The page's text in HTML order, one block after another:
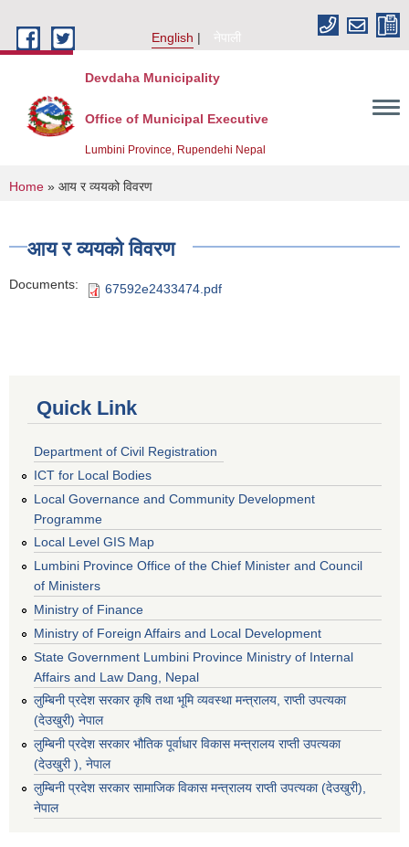
English
नेपाली
Devdaha Municipality
Office of Municipal Executive
Lumbini Province, Rupendehi Nepal
You are here
Home » आय र व्ययको विवरण
आय र व्ययको विवरण
Documents: 67592e2433474.pdf
Quick Link
Department of Civil Registration
ICT for Local Bodies
Local Governance and Community Development
Programme
Local Level GIS Map
Lumbini Province Office of the Chief Minister and Council
of Ministers
Ministry of Finance
Ministry of Foreign Affairs and Local Development
State Government Lumbini Province Ministry of Internal
Affairs and Law Dang, Nepal
लुम्बिनी प्रदेश सरकार कृषि तथा भूमि व्यवस्था मन्त्रालय, राप्ती उपत्यका
(देउखुरी) नेपाल
लुम्बिनी प्रदेश सरकार भौतिक पूर्वाधार विकास मन्त्रालय राप्ती उपत्यका
(देउखुरी ), नेपाल
‌लुम्बिनी प्रदेश सरकार सामाजिक विकास मन्‍‍त्रालय राप्ती उपत्यका (देउखुरी),
नेपाल